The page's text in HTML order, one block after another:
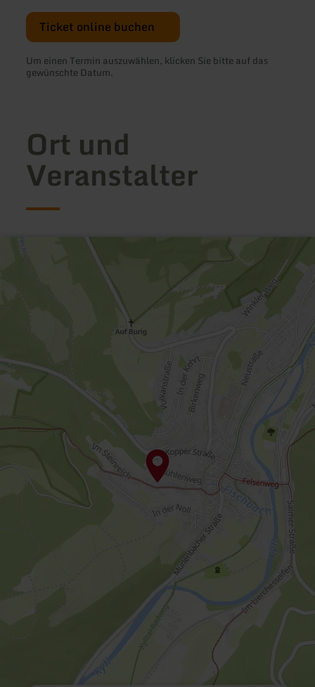
Ticket online buchen
Um einen Termin auszuwählen, klicken Sie bitte auf das
gewünschte Datum.
Ort und
Veranstalter